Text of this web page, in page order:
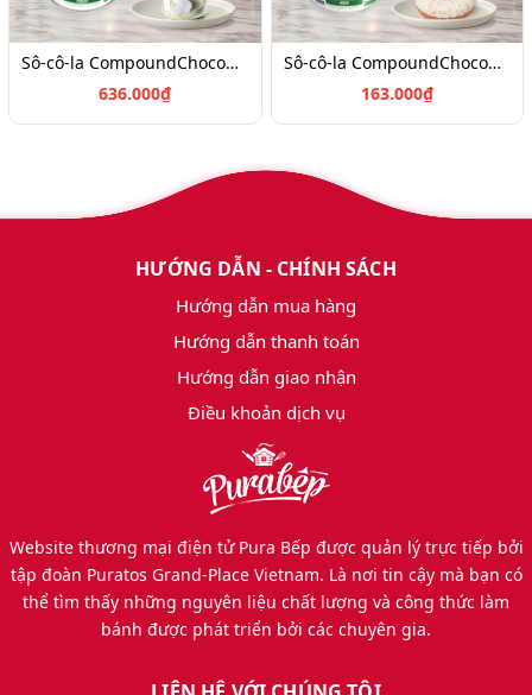
Sô-cô-la CompoundChocoDipping Trắng W098 - 4kg_ 4024616
636.000₫
Sô-cô-la CompoundChocoDipping Trắng W098 - 1kg_ 4024617
163.000₫
HƯỚNG DẪN - CHÍNH SÁCH
Hướng dẫn mua hàng
Hướng dẫn thanh toán
Hướng dẫn giao nhận
Điều khoản dịch vụ
Website thương mại điện tử Pura Bếp được quản lý trực tiếp bởi
tập đoàn Puratos Grand-Place Vietnam. Là nơi tin cậy mà bạn có
thể tìm thấy những nguyên liệu chất lượng và công thức làm
bánh được phát triển bởi các chuyên gia.